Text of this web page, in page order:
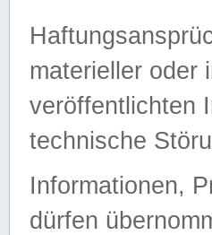
materieller oder
veröffentlichten
technische
Informationen,
dürfen